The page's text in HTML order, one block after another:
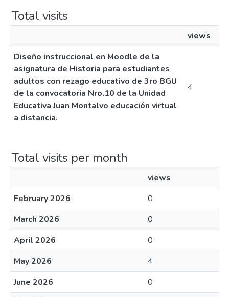
Total visits
views
Diseño instruccional en Moodle de la
asignatura de Historia para estudiantes
adultos con rezago educativo de 3ro BGU
de la convocatoria Nro.10 de la Unidad
Educativa Juan Montalvo educación virtual
a distancia.
4
Total visits per month
views
February 2026
0
March 2026
0
April 2026
0
May 2026
4
June 2026
0